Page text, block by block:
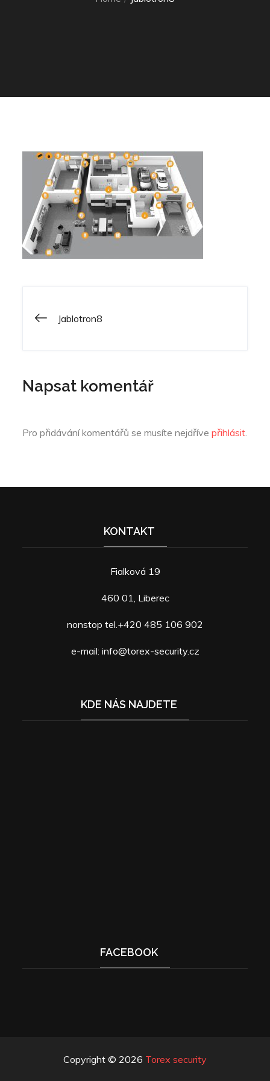
Navigace
příspěvek
Jablotron8
Napsat komentář
Pro přidávání komentářů se musíte nejdřívepřihlásit
KONTAKT
Fialková 19
460 01, Liberec
nonstop tel.+420 485 106 902
e-mail: info@torex-security.cz
KDE NÁS NAJDETE
FACEBOOK
Copyright © 2026 Torex security